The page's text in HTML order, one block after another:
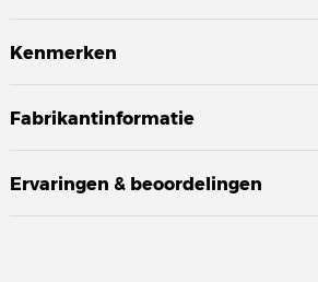
Kenmerken
Fabrikantinformatie
Ervaringen & beoordelingen